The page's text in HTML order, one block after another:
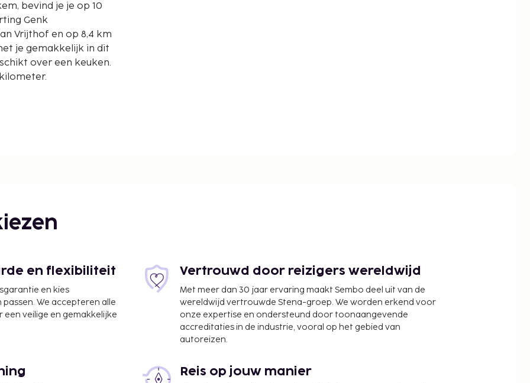
bevind je je op 10
Genk
je gemakkelijk in dit
over een keuken.
en flexibiliteit
en kies
We accepteren alle
veilige en gemakkelijke
Vertrouwd door reizigers wereldwijd
Met meer dan 30 jaar ervaring maakt Sembo deel uit van de
wereldwijd vertrouwde Stena-groep. We worden erkend voor
onze expertise en ondersteund door toonaangevende
accreditaties in de industrie, vooral op het gebied van
autoreizen.
Reis op jouw manier